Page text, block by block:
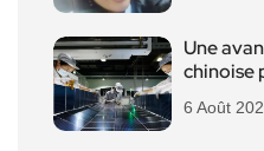
Une
chinoise
6 Août